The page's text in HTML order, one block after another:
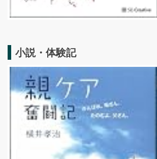
小説・体験記